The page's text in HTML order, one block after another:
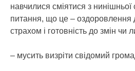
навчилися сміятися з нинішньої
питання, що це – оздоровлення
страхом і готовність до змін чи
– мусить визріти свідомий